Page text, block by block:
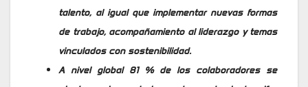
talento, al igual que implementar nuevas formas
de trabajo, acompañamiento al liderazgo y temas
vinculados con sostenibilidad.
A nivel global 81 % de los colaboradores se